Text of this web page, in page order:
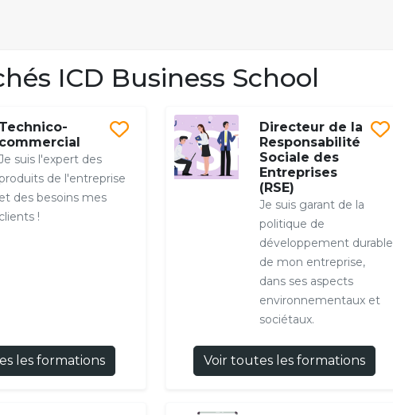
ICD Business School
Technico-
commercial
suis l'expert des
produits de l'entreprise
et des besoins mes
clients !
les formations
Directeur de la
Responsabilité
Sociale des
Entreprises
(RSE)
Je suis garant de la
politique de
développement durable
de mon entreprise,
dans ses aspects
environnementaux et
sociétaux.
Voir toutes les formations